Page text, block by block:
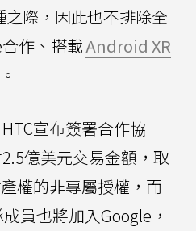
之際，因此也不排除全
作、搭載Android XR
宣布簽署合作協
億美元交易金額，取
權的非專屬授權，而
員也將加入Google，